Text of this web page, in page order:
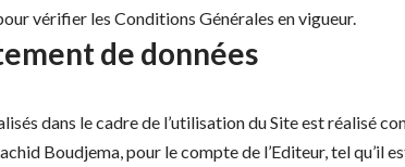
vérifier les Conditions Générales en vigueur.
de données
dans le cadre de l’utilisation du Site est réalisé
Boudjema, pour le compte de l’Editeur, tel qu’il